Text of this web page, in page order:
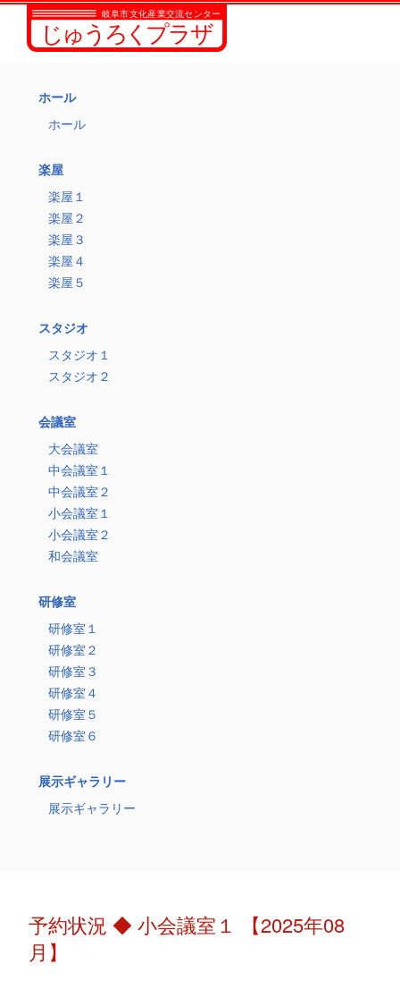
ホール
ホール
楽屋
楽屋１
楽屋２
楽屋３
楽屋４
楽屋５
スタジオ
スタジオ１
スタジオ２
会議室
大会議室
中会議室１
中会議室２
小会議室１
小会議室２
和会議室
研修室
研修室１
研修室２
研修室３
研修室４
研修室５
研修室６
展示ギャラリー
展示ギャラリー
予約状況 ◆ 小会議室１ 【2025年08
月】